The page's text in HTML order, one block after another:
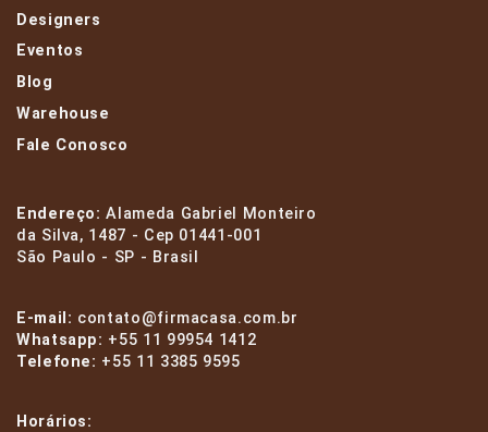
Designers
Eventos
Blog
Warehouse
Fale Conosco
Endereço:Alameda Gabriel Monteiro
da Silva, 1487 - Cep 01441-001
São Paulo - SP - Brasil
E-mail: contato@firmacasa.com.br
Whatsapp: +55 11 99954 1412
Telefone: +55 11 3385 9595
Horários: